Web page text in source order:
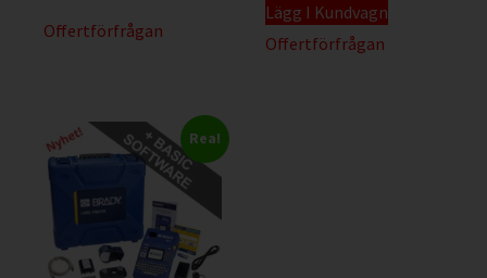
Offertförfrågan
Lägg I Kundvagn
Offertförfrågan
Rea!